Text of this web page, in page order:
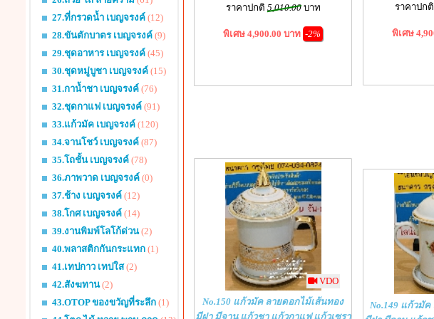
27.ที่กรวดน้ำ เบญจรงค์ (12)
28.ขันตักบาตร เบญจรงค์ (9)
29.ชุดอาหาร เบญจรงค์ (45)
30.ชุดหมู่บูชา เบญจรงค์ (15)
31.กาน้ำชา เบญจรงค์ (76)
32.ชุดกาแฟ เบญจรงค์ (91)
33.แก้วมัค เบญจรงค์ (120)
34.จานโชว์ เบญจรงค์ (87)
35.โถชั้น เบญจรงค์ (78)
36.ภาพวาด เบญจรงค์ (0)
37.ช้าง เบญจรงค์ (12)
38.โกศ เบญจรงค์ (14)
39.งานพิมพ์โลโก้ด่วน(2)
40.พลาสติกกันกระแทก (1)
41.เทปกาว เทปใส(2)
42.สังฆทาน(2)
43.OTOP ของขวัญที่ระลึก (1)
ราคาปกติ 5,010.00บาท
พิเศษ 4,900.00 บาท -2%
ราคาปกติ
พิเศษ
VDO
No.150 แก้วมัค ลายดอกไม้เส้นทอง
มีฝา มีจาน แก้วชา แก้วกาแฟ แก้วเซรา
No.149 แก้วมั